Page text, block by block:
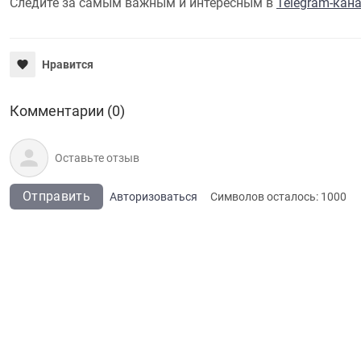
Нравится
Комментарии (0)
Отправить Авторизоваться Символов осталось: 1000